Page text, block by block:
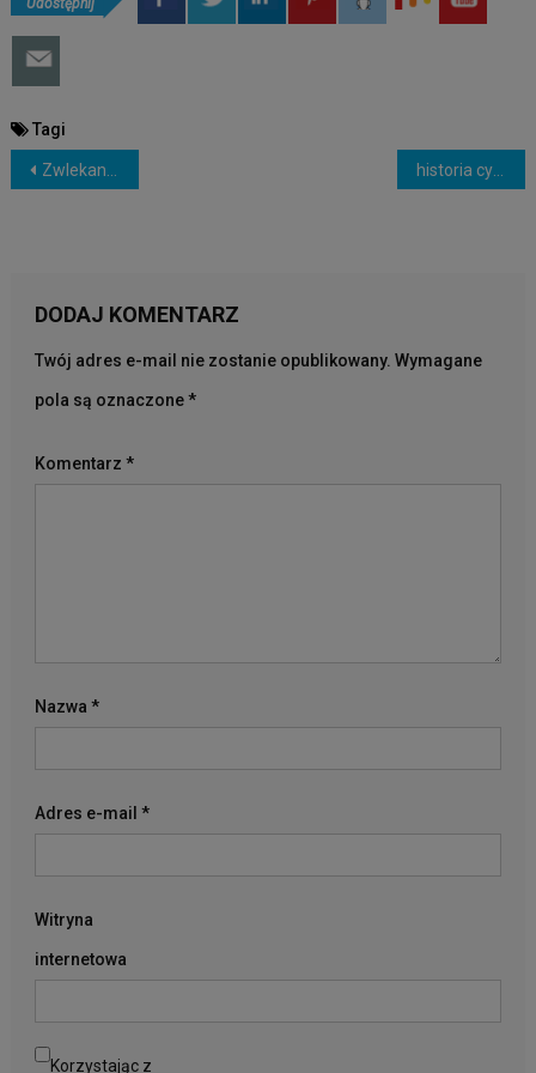
Tagi
NAWIGACJA
WPISU
Zwlekanie z seksem. Czy można odstraszyć faceta? historia cyganów ,cygańskie klątwy,jak się ochraniać ,odbicie energii,akty własności ziemi
DODAJ KOMENTARZ
Twój adres e-mail nie zostanie opublikowany. Wymagane
pola są oznaczone*
Komentarz *
Nazwa *
Adres e-mail *
Witryna
internetowa
Korzystając z